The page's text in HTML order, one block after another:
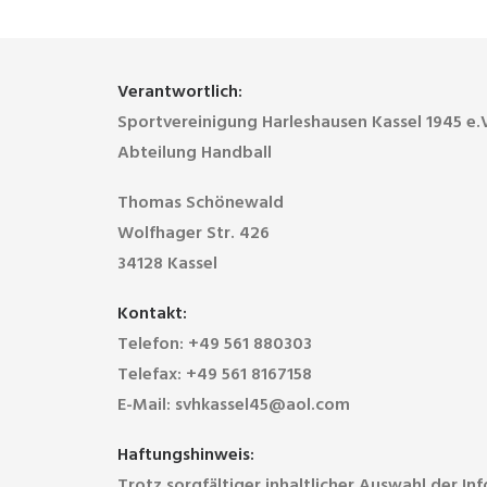
Verantwortlich:
Sportvereinigung Harleshausen Kassel 1945
Abteilung Handball
Thomas Schönewald
Wolfhager Str. 426
34128 Kassel
Kontakt:
Telefon: +49 561 880303
Telefax: +49 561 8167158
E-Mail: svhkassel45@aol.com
Haftungshinweis: